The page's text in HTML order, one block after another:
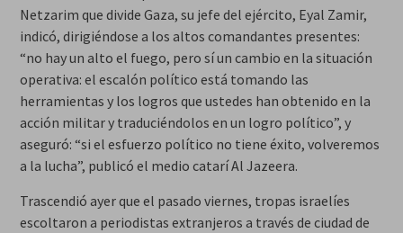
Netzarim que divide Gaza, su jefe del ejército, Eyal Zamir,
indicó, dirigiéndose a los altos comandantes presentes:
“no hay un alto el fuego, pero sí un cambio en la situación
operativa: el escalón político está tomando las
herramientas y los logros que ustedes han obtenido en la
acción militar y traduciéndolos en un logro político”, y
aseguró: “si el esfuerzo político no tiene éxito, volveremos
a la lucha”, publicó el medio catarí Al Jazeera.
Trascendió ayer que el pasado viernes, tropas israelíes
escoltaron a periodistas extranjeros a través de ciudad de